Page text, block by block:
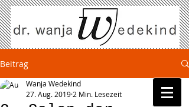
Beitrag
Wanja Wedekind
27. Aug. 2019 2 Min. Lesezeit